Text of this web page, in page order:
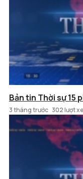
Bản tin Thời sự 15
3 tháng trước 302 lượt